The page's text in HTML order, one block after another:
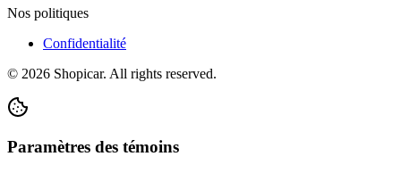
Nos politiques
Confidentialité
© 2026 Shopicar. All rights reserved.
Paramètres des témoins